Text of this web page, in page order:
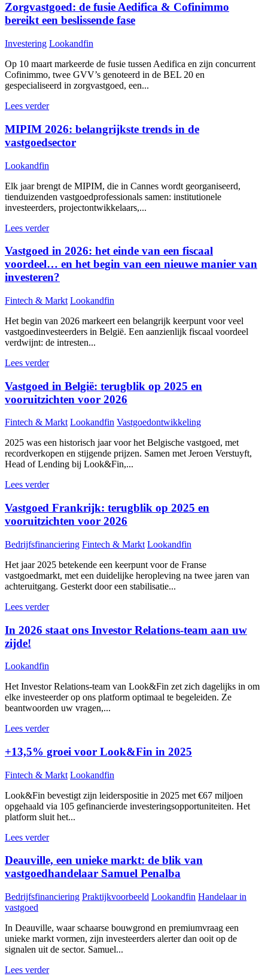
Zorgvastgoed: de fusie Aedifica & Cofinimmo
bereikt een beslissende fase
Investering Lookandfin
Op 10 maart markeerde de fusie tussen Aedifica en zijn concurrent
Cofinimmo, twee GVV’s genoteerd in de BEL 20 en
gespecialiseerd in zorgvastgoed, een...
Lees verder
MIPIM 2026: belangrijkste trends in de
vastgoedsector
Lookandfin
Elk jaar brengt de MIPIM, die in Cannes wordt georganiseerd,
tienduizenden vastgoedprofessionals samen: institutionele
investeerders, projectontwikkelaars,...
Lees verder
Vastgoed in 2026: het einde van een fiscaal
voordeel… en het begin van een nieuwe manier van
investeren?
Fintech & Markt Lookandfin
Het begin van 2026 markeert een belangrijk keerpunt voor veel
vastgoedinvesteerders in België. Een aanzienlijk fiscaal voordeel
verdwijnt: de intresten...
Lees verder
Vastgoed in België: terugblik op 2025 en
vooruitzichten voor 2026
Fintech & Markt Lookandfin Vastgoedontwikkeling
2025 was een historisch jaar voor het Belgische vastgoed, met
recordverkopen en stijgende prijzen. Samen met Jeroen Verstuyft,
Head of Lending bij Look&Fin,...
Lees verder
Vastgoed Frankrijk: terugblik op 2025 en
vooruitzichten voor 2026
Bedrijfsfinanciering Fintech & Markt Lookandfin
Het jaar 2025 betekende een keerpunt voor de Franse
vastgoedmarkt, met een duidelijke heropleving na twee jaren van
achteruitgang. Gesterkt door een stabilisatie...
Lees verder
In 2026 staat ons Investor Relations-team aan uw
zijde!
Lookandfin
Het Investor Relations-team van Look&Fin zet zich dagelijks in om
elke investeerder op ons platform optimaal te begeleiden. Ze
beantwoorden uw vragen,...
Lees verder
+13,5% groei voor Look&Fin in 2025
Fintech & Markt Lookandfin
Look&Fin bevestigt zijn leiderspositie in 2025 met €67 miljoen
opgehaald via 105 gefinancierde investeringsopportuniteiten. Het
platform sluit het...
Lees verder
Deauville, een unieke markt: de blik van
vastgoedhandelaar Samuel Penalba
Bedrijfsfinanciering Praktijkvoorbeeld Lookandfin Handelaar in
vastgoed
In Deauville, waar schaarse bouwgrond en premiumvraag een
unieke markt vormen, zijn investeerders alerter dan ooit op de
signalen uit de sector. Samuel...
Lees verder